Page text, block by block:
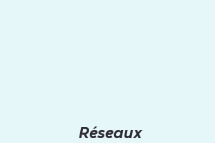
Réseaux